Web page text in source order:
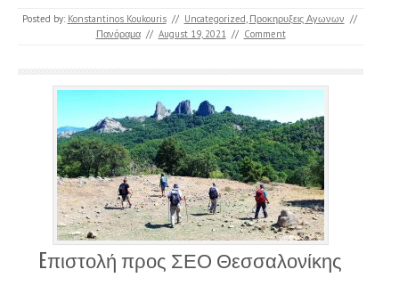
Posted by: Konstantinos Koukouris // Uncategorized, Προκηρυξεις Αγωνων //
Πανόραμα // August 19, 2021 // Comment
Eπιστολή προς ΣΕΟ Θεσσαλονίκης